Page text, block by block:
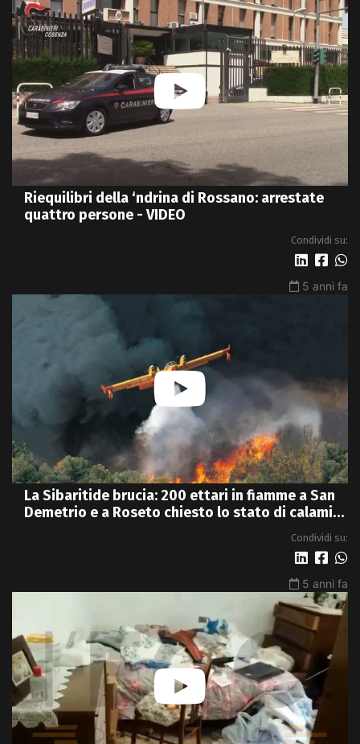
Riequilibri della ‘ndrina di Rossano: arrestate
quattro persone - VIDEO
Condividi su:
5 anni fa
La Sibaritide brucia: 200 ettari in fiamme a San
Demetrio e a Roseto chiesto lo stato di calamità
Condividi su:
5 anni fa